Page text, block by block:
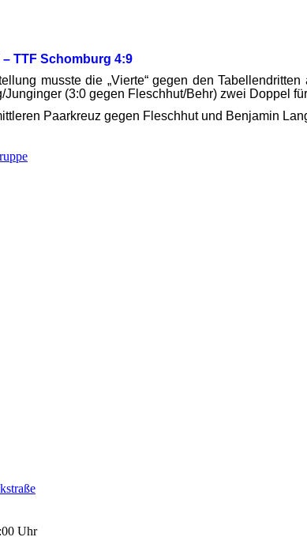
TTF Schomburg 4:9
musste die „Vierte“ gegen den
(3:0 gegen Fleschhut/Behr) zwei Doppel
Paarkreuz gegen Fleschhut und Benjamin
Uhr